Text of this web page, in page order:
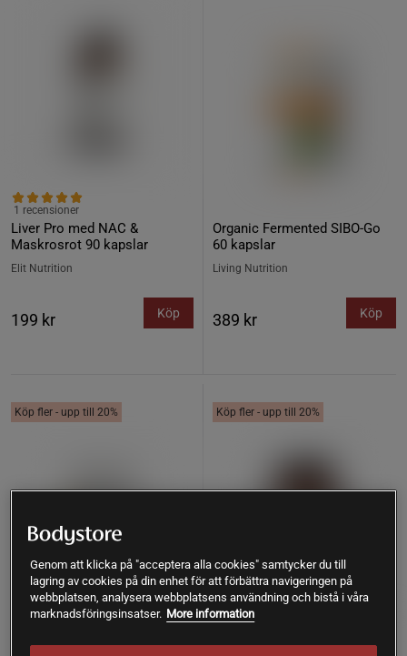
Liver Pro med NAC &
Maskrosrot 90 kapslar
1 recensioner
Elit Nutrition
199 kr Köp
Organic Fermented SIBO-Go
60 kapslar
Living Nutrition
389 kr Köp
Köp fler - upp till 20% Köp fler - upp till 20%
Genom att klicka på "acceptera alla cookies" samtycker du till
lagring av cookies på din enhet för att förbättra navigeringen på
webbplatsen, analysera webbplatsens användning och bistå i våra
marknadsföringsinsatser. More information